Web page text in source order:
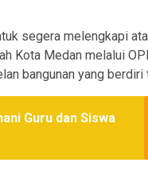
segera melengkapi
Kota Medan melalui
bangunan yang berdiri
Guru dan Siswa